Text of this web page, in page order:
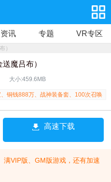
讯 专题 VR专区
）
魔吕布）
大小:459.6MB
铜钱888万、战神装备套、100次召唤
高速下载
满VIP版、GM版游戏，还有加速